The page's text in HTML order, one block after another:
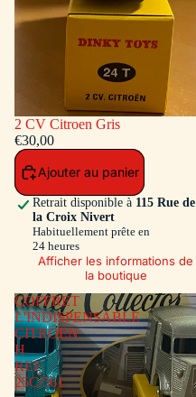
2 CV Citroen Gris
€30,00
Ajouter au panier
Retrait disponible à 115 Rue de
la Croix Nivert
Habituellement prête en
24 heures
Afficher les informations de
la boutique
COFFRET
L'INDISPENSABLE
CITROEN
H
REF
25C/561